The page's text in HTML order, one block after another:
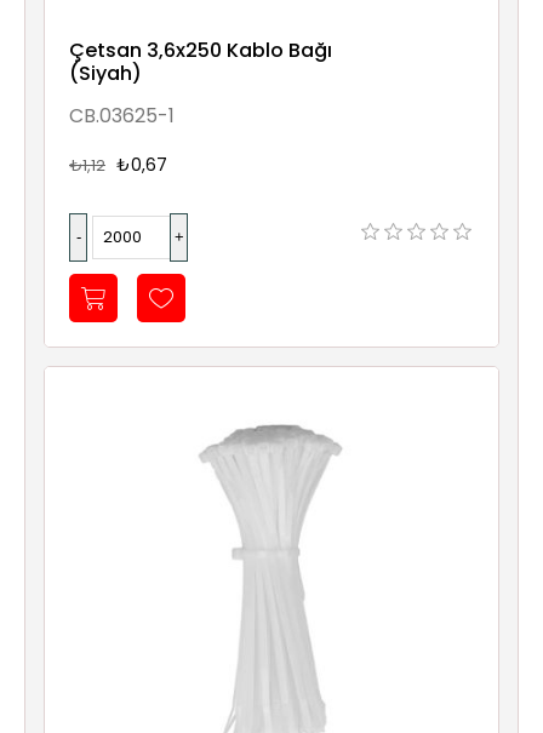
Çetsan 3,6x250 Kablo Bağı
(Siyah)
CB.03625-1
₺1,12 ₺0,67